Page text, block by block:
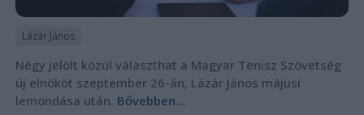
Lázár János
Négy jelölt közül választhat a Magyar Tenisz Szövetség
új elnököt szeptember 26-án, Lázár János májusi
lemondása után. Bővebben...